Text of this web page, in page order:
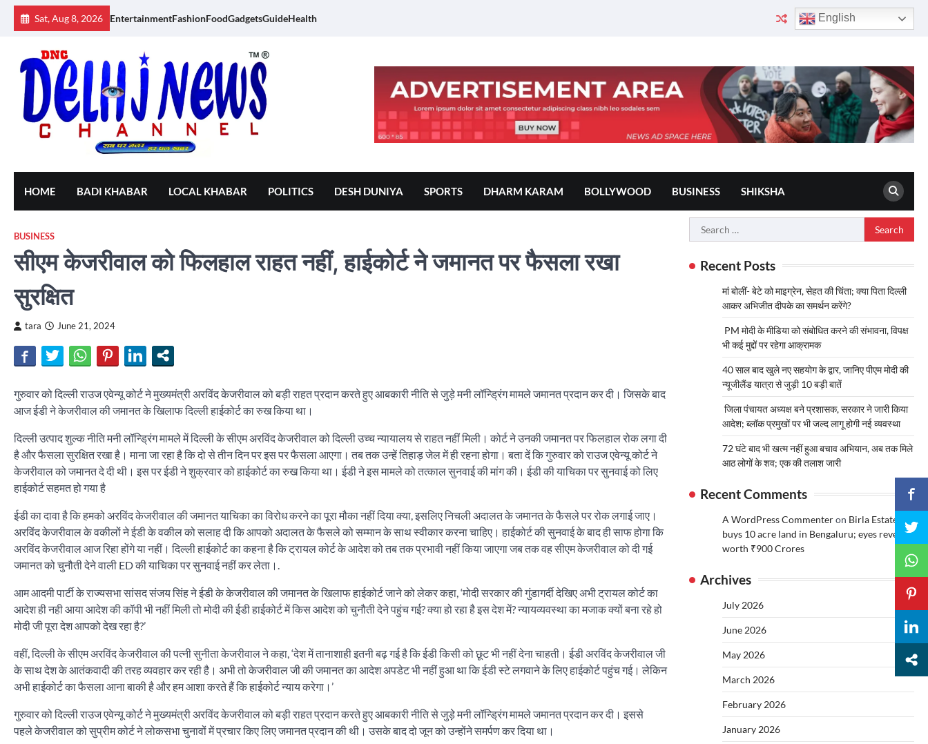
Skip
Sat, Aug 8, 2026 EntertainmentFashionFoodGadgetsGuideHealth English
HOME BADI KHABAR LOCAL KHABAR POLITICS DESH DUNIYA SPORTS DHARM KARAM BOLLYWOOD BUSINESS SHIKSHA
BUSINESS
सीएम केजरीवाल को फिलहाल राहत नहीं, हाईकोर्ट ने जमानत पर फैसला रखा
सुरक्षित
tara June 21, 2024
गुरुवार को दिल्ली राउज एवेन्यू कोर्ट ने मुख्यमंत्री अरविंद केजरीवाल को बड़ी राहत प्रदान करते हुए आबकारी नीति से जुड़े मनी लॉन्ड्रिंग मामले जमानत प्रदान कर दी। जिसके बाद
आज ईडी ने केजरीवाल की जमानत के खिलाफ दिल्ली हाईकोर्ट का रुख किया था।
दिल्ली उत्पाद शुल्क नीति मनी लॉन्ड्रिंग मामले में दिल्ली के सीएम अरविंद केजरीवाल को दिल्ली उच्च न्यायालय से राहत नहीं मिली। कोर्ट ने उनकी जमानत पर फिलहाल रोक लगा दी
है और फैसला सुरक्षित रखा है। माना जा रहा है कि दो से तीन दिन पर इस पर फैसला आएगा। तब तक उन्हें तिहाड़ जेल में ही रहना होगा। बता दें कि गुरुवार को राउज एवेन्यू कोर्ट ने
केजरीवाल को जमानत दे दी थी। इस पर ईडी ने शुक्रवार को हाईकोर्ट का रुख किया था। ईडी ने इस मामले को तत्काल सुनवाई की मांग की। ईडी की याचिका पर सुनवाई को लिए
हाईकोर्ट सहमत हो गया है
ईडी का दावा है कि हमको अरविंद केजरीवाल की जमानत याचिका का विरोध करने का पूरा मौका नहीं दिया क्या, इसलिए निचली अदालत के जमानत के फैसले पर रोक लगाई जाए।
अरविंद केजरीवाल के वकीलों ने ईडी के वकील को सलाह दी कि आपको अदालत के फैसले को सम्मान के साथ स्वीकार करना चाहिए। हाईकोर्ट की सुनवाई के बाद ही साफ होगा कि
अरविंद केजरीवाल आज रिहा होंगे या नहीं। दिल्ली हाईकोर्ट का कहना है कि ट्रायल कोर्ट के आदेश को तब तक प्रभावी नहीं किया जाएगा जब तक वह सीएम केजरीवाल को दी गई
जमानत को चुनौती देने वाली ED की याचिका पर सुनवाई नहीं कर लेता।.
आम आदमी पार्टी के राज्यसभा सांसद संजय सिंह ने ईडी के केजरीवाल की जमानत के खिलाफ हाईकोर्ट जाने को लेकर कहा, ‘मोदी सरकार की गुंडागर्दी देखिए अभी ट्रायल कोर्ट का
आदेश ही नही आया आदेश की कॉपी भी नहीं मिली तो मोदी की ईडी हाईकोर्ट में किस आदेश को चुनौती देने पहुंच गई? क्या हो रहा है इस देश में? न्यायव्यवस्था का मजाक क्यों बना रहे हो
मोदी जी पूरा देश आपको देख रहा है?’
वहीं, दिल्ली के सीएम अरविंद केजरीवाल की पत्नी सुनीता केजरीवाल ने कहा, ‘देश में तानाशाही इतनी बढ़ गई है कि ईडी किसी को छूट भी नहीं देना चाहती। ईडी अरविंद केजरीवाल जी
के साथ देश के आतंकवादी की तरह व्यवहार कर रही है। अभी तो केजरीवाल जी की जमानत का आदेश अपडेट भी नहीं हुआ था कि ईडी स्टे लगवाने के लिए हाईकोर्ट पहुंच गई। लेकिन
अभी हाईकोर्ट का फैसला आना बाकी है और हम आशा करते हैं कि हाईकोर्ट न्याय करेगा।’
गुरुवार को दिल्ली राउज एवेन्यू कोर्ट ने मुख्यमंत्री अरविंद केजरीवाल को बड़ी राहत प्रदान करते हुए आबकारी नीति से जुड़े मनी लॉन्ड्रिंग मामले जमानत प्रदान कर दी। इससे
पहले केजरीवाल को सुप्रीम कोर्ट ने लोकसभा चुनावों में प्रचार किए लिए जमानत प्रदान की थी। उसके बाद दो जून को उन्होंने समर्पण कर दिया था।
Search
for:
Recent Posts
मां बोलीं- बेटे को माइग्रेन, सेहत की चिंता; क्या पिता दिल्ली
आकर अभिजीत दीपके का समर्थन करेंगे?
PM मोदी के मीडिया को संबोधित करने की संभावना, विपक्ष
भी कई मुद्दों पर रहेगा आक्रामक
40 साल बाद खुले नए सहयोग के द्वार, जानिए पीएम मोदी की
न्यूजीलैंड यात्रा से जुड़ी 10 बड़ी बातें
जिला पंचायत अध्यक्ष बने प्रशासक, सरकार ने जारी किया
आदेश; ब्लॉक प्रमुखों पर भी जल्द लागू होगी नई व्यवस्था
72 घंटे बाद भी खत्म नहीं हुआ बचाव अभियान, अब तक मिले
आठ लोगों के शव; एक की तलाश जारी
Recent Comments
A WordPress Commenteron Birla Estates
buys 10 acre land in Bengaluru; eyes revenue
worth ₹900 Crores
Archives
July 2026
June 2026
May 2026
March 2026
February 2026
January 2026